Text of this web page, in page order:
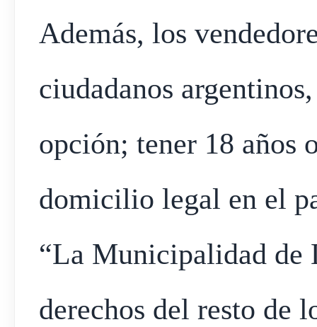
Además, los
ciudadanos
opción; tener 18 años
domicilio legal en el
“La Municipalidad de
derechos del resto de